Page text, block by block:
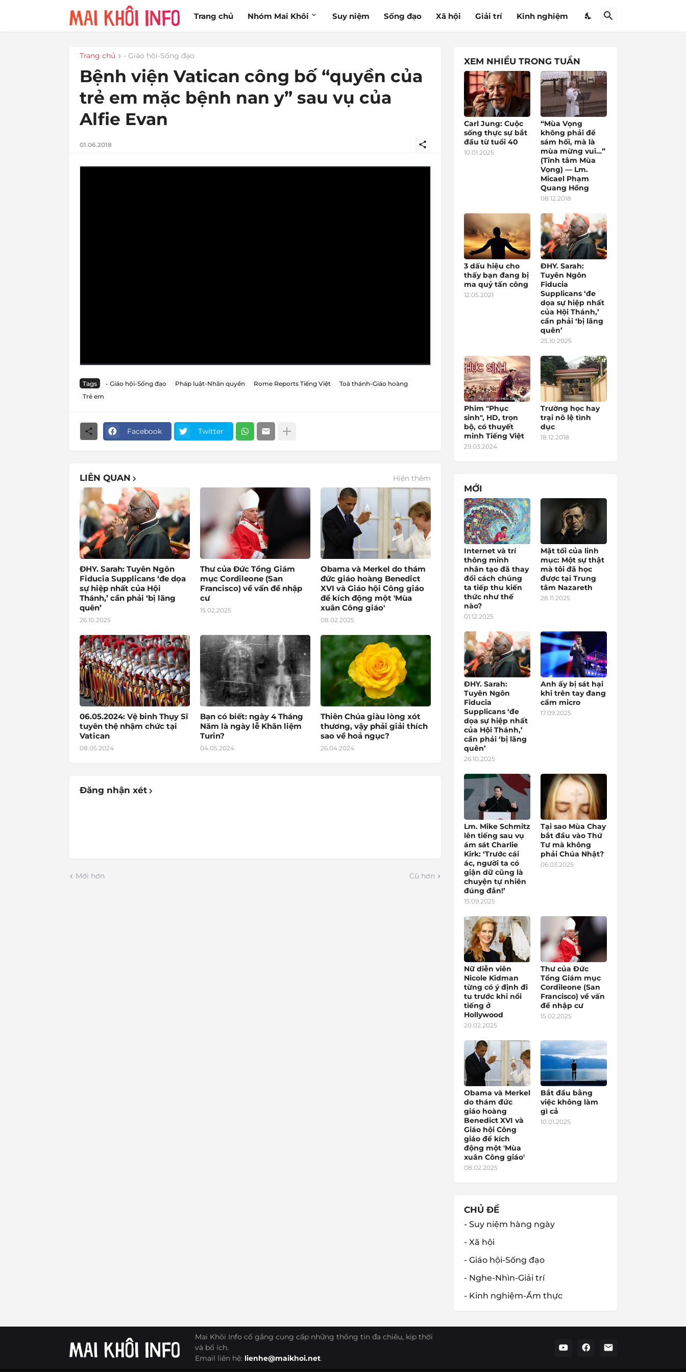
Trang chủ Nhóm Mai Khôi Suy niệm Sống đạo Xã hội Giải trí Kinh nghiệm
Trang chủ - Giáo hội-Sống đạo
Bệnh viện Vatican công bố “quyền của
trẻ em mặc bệnh nan y” sau vụ của
Alfie Evan
01.06.2018
Tags - Giáo hội-Sống đạo Pháp luật-Nhân quyền Rome Reports Tiếng Việt
Toà thánh-Giáo hoàng
Trẻ em
Facebook Twitter
LIÊN QUAN Hiện thêm
ĐHY. Sarah: Tuyên Ngôn
Fiducia Supplicans ‘đe dọa
sự hiệp nhất của Hội
Thánh,’ cần phải ‘bị lãng
quên’
26.10.2025
Thư của Đức Tổng Giám
mục Cordileone (San
Francisco) về vấn đề nhập
cư
15.02.2025
Obama và Merkel do thám
đức giáo hoàng Benedict
XVI và Giáo hội Công giáo
để kích động một 'Mùa
xuân Công giáo'
08.02.2025
06.05.2024: Vệ binh Thụy Sĩ
tuyên thệ nhậm chức tại
Vatican
08.05.2024
Bạn có biết: ngày 4 Tháng
Năm là ngày lễ Khăn liệm
Turin?
04.05.2024
Thiên Chúa giàu lòng xót
thương, vậy phải giải thích
sao về hoả ngục?
26.04.2024
Đăng nhận xét
Mới hơn Cũ hơn
XEM NHIỀU TRONG TUẦN
Carl Jung: Cuộc
sống thực sự bắt
đầu từ tuổi 40
10.01.2025
“Mùa Vọng
không phải để
sám hối, mà là
mùa mừng vui…”
(Tĩnh tâm Mùa
Vọng) — Lm.
Micael Phạm
Quang Hồng
08.12.2018
3 dấu hiệu cho
thấy bạn đang bị
ma quỷ tấn công
12.05.2021
ĐHY. Sarah:
Tuyên Ngôn
Fiducia
Supplicans ‘đe
dọa sự hiệp nhất
của Hội Thánh,’
cần phải ‘bị lãng
quên’
25.10.2025
Phim "Phục
sinh", HD, trọn
bộ, có thuyết
minh Tiếng Việt
29.03.2024
Trường học hay
trại nô lệ tình
dục
18.12.2018
MỚI
Internet và trí
thông minh
nhân tạo đã thay
đổi cách chúng
ta tiếp thu kiến
thức như thế
nào?
01.12.2025
Mặt tối của linh
mục: Một sự thật
mà tôi đã học
được tại Trung
tâm Nazareth
28.11.2025
ĐHY. Sarah:
Tuyên Ngôn
Fiducia
Supplicans ‘đe
dọa sự hiệp nhất
của Hội Thánh,’
cần phải ‘bị lãng
quên’
26.10.2025
Anh ấy bị sát hại
khi trên tay đang
cầm micro
17.09.2025
Lm. Mike Schmitz
lên tiếng sau vụ
ám sát Charlie
Kirk: ‘Trước cái
ác, người ta có
giận dữ cũng là
chuyện tự nhiên
đúng đắn!’
15.09.2025
Tại sao Mùa Chay
bắt đầu vào Thứ
Tư mà không
phải Chúa Nhật?
06.03.2025
Nữ diễn viên
Nicole Kidman
từng có ý định đi
tu trước khi nổi
tiếng ở
Hollywood
20.02.2025
Thư của Đức
Tổng Giám mục
Cordileone (San
Francisco) về vấn
đề nhập cư
15.02.2025
Obama và Merkel
do thám đức
giáo hoàng
Benedict XVI và
Giáo hội Công
giáo để kích
động một 'Mùa
xuân Công giáo'
08.02.2025
Bắt đầu bằng
việc không làm
gì cả
10.01.2025
CHỦ ĐỀ
- Suy niệm hàng ngày
- Xã hội
- Giáo hội-Sống đạo
- Nghe-Nhìn-Giải trí
- Kinh nghiệm-Ẩm thực
Mai Khôi Info cố gắng cung cấp những thông tin đa chiều, kịp thời
và bổ ích.
Email liên hệ: lienhe@maikhoi.net.